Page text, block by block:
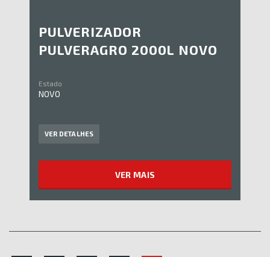
PULVERIZADOR
PULVERAGRO 2000L NOVO
Estado
NOVO
VER DETALHES
VER MAIS